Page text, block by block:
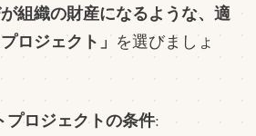
組織の財産になるような、適
ロジェクト」 を選びましょ
プロジェクトの条件: